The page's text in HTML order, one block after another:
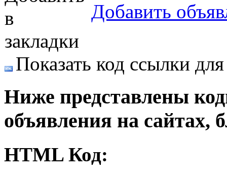
Добавить
Показать код ссылки
Ниже представлены
объявления на сайтах,
HTML Код: